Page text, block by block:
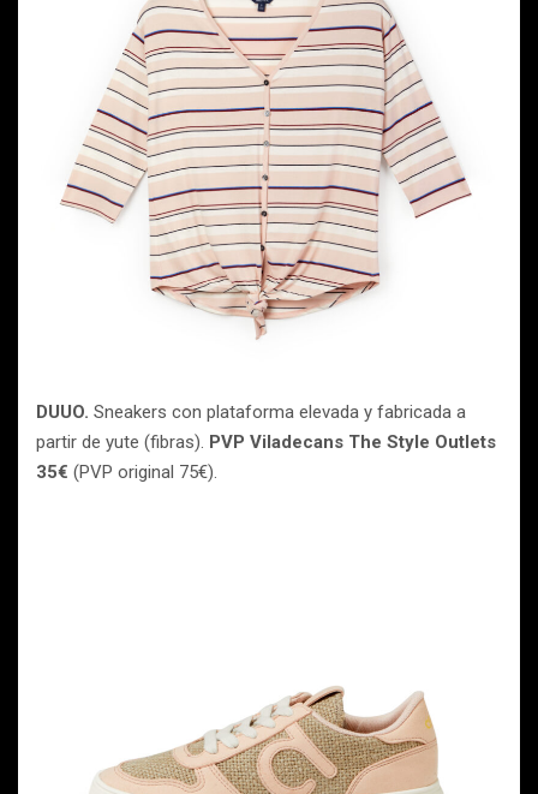
DUUO. Sneakers con plataforma elevada y fabricada a
partir de yute (fibras). PVP Viladecans The Style Outlets
35€ (PVP original 75€).